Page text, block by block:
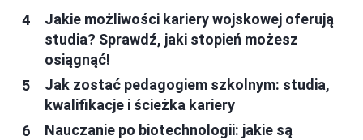
Jakie możliwości kariery wojskowej oferują
studia? Sprawdź, jaki stopień możesz
osiągnąć!
Jak zostać pedagogiem szkolnym: studia,
kwalifikacje i ścieżka kariery
Nauczanie po biotechnologii: jakie są